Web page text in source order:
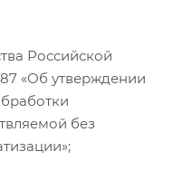
Российской
«Об утверждении
без